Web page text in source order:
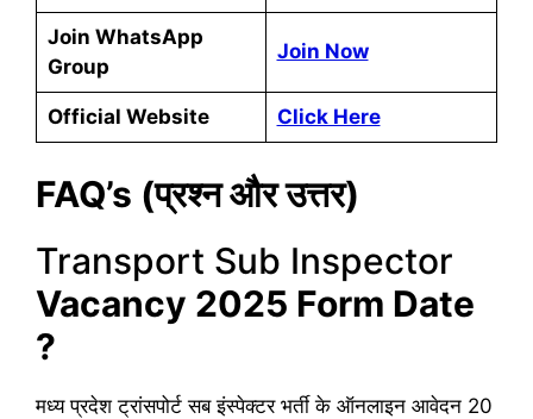
Join WhatsApp
Group
Join Now
Official Website Click Here
FAQ’s (प्रश्न और उत्तर)
Transport Sub Inspector
Vacancy 2025 Form Date
?
मध्य प्रदेश ट्रांसपोर्ट सब इंस्पेक्टर भर्ती के ऑनलाइन आवेदन 20